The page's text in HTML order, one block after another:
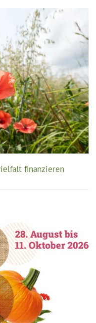
finanzieren